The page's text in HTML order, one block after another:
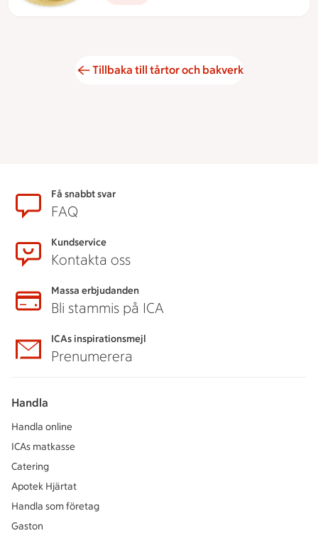
Tillbaka till tårtor och bakverk
SidfotFå snabbt svar
FAQ
Kundservice
Kontakta oss
Massa erbjudanden
Bli stammis på ICA
ICAs inspirationsmejl
Prenumerera
Handla
Handla online
ICAs matkasse
Catering
Apotek Hjärtat
Handla som företag
Gaston